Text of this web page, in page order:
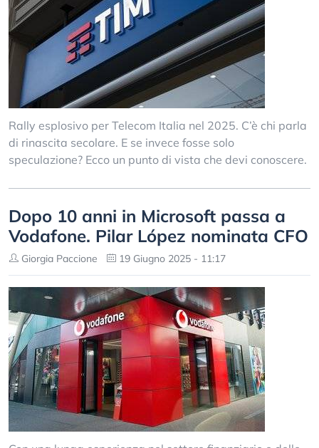
Rally esplosivo per Telecom Italia nel 2025. C’è chi parla
di rinascita secolare. E se invece fosse solo
speculazione? Ecco un punto di vista che devi conoscere.
Dopo 10 anni in Microsoft passa a
Vodafone. Pilar López nominata CFO
Giorgia Paccione 19 Giugno 2025 - 11:17